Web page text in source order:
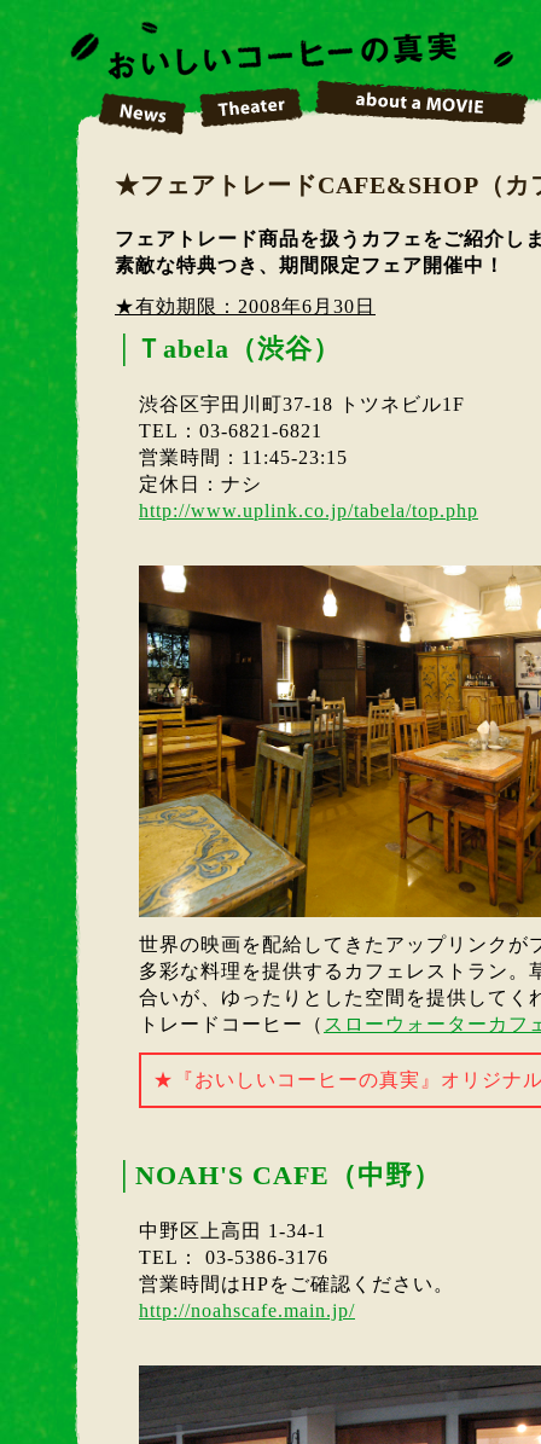
★フェアトレードCAFE&SHOP（カ
フェアトレード商品を扱うカフェをご紹介し
素敵な特典つき、期間限定フェア開催中！
★有効期限：2008年6月30日
Ｔabela（渋谷）
渋谷区宇田川町37-18 トツネビル1F
TEL：03-6821-6821
営業時間：11:45-23:15
定休日：ナシ
http://www.uplink.co.jp/tabela/top.php
世界の映画を配給してきたアップリンクが
多彩な料理を提供するカフェレストラン。
合いが、ゆったりとした空間を提供してく
トレードコーヒー（ スローウォーターカフ
★『おいしいコーヒーの真実』オリジナ
NOAH'S CAFE（中野）
中野区上高田 1-34-1
TEL： 03-5386-3176
営業時間はHPをご確認ください。
http://noahscafe.main.jp/